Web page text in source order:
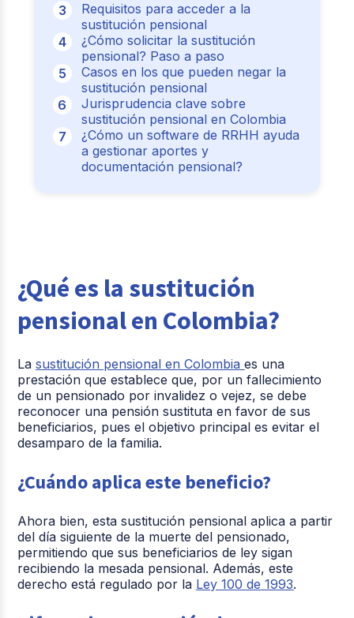
Requisitos para acceder a la
sustitución pensional
¿Cómo solicitar la sustitución
pensional? Paso a paso
Casos en los que pueden negar la
sustitución pensional
Jurisprudencia clave sobre
sustitución pensional en Colombia
¿Cómo un software de RRHH ayuda
a gestionar aportes y
documentación pensional?
¿Qué es la sustitución
pensional en Colombia?
Lasustitución pensional en Colombiaes una
prestación que establece que, por un fallecimiento
de un pensionado por invalidez o vejez, se debe
reconocer una pensión sustituta en favor de sus
beneficiarios, pues el objetivo principal es evitar el
desamparo de la familia.
¿Cuándo aplica este beneficio?
Ahora bien, esta sustitución pensional aplica a partir
del día siguiente de la muerte del pensionado,
permitiendo que sus beneficiarios de ley sigan
recibiendo la mesada pensional. Además, este
derecho está regulado por la Ley 100 de 1993.